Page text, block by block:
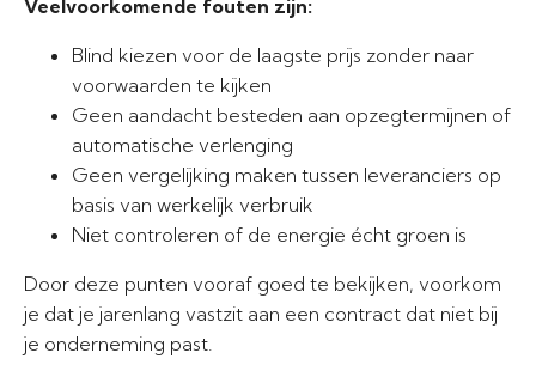
Veelvoorkomende fouten zijn:
Blind kiezen voor de laagste prijs zonder naar
voorwaarden te kijken
Geen aandacht besteden aan opzegtermijnen of
automatische verlenging
Geen vergelijking maken tussen leveranciers op
basis van werkelijk verbruik
Niet controleren of de energie écht groen is
Door deze punten vooraf goed te bekijken, voorkom
je dat je jarenlang vastzit aan een contract dat niet bij
je onderneming past.